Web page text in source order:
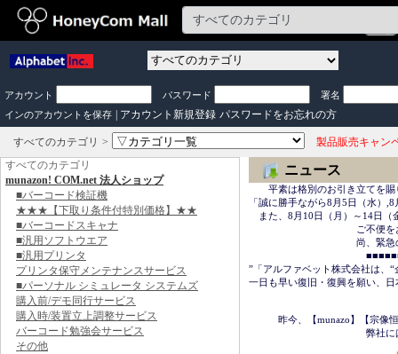
アカウント パスワード
署名
インのアカウントを保存
アカウント新規登録 パスワードをお忘れの方
すべてのカテゴリ
製品販売キャン
すべてのカテゴリ
munazon! COM.net 法人ショップ
■バーコード検証機
★★★【下取り条件付特別価格】★★
■バーコードスキャナ
■汎用ソフトウエア
■汎用プリンタ
プリンタ保守メンテナンスサービス
■パーソナル シミュレータ システムズ
購入前/デモ同行サービス
購入時/装置立上調整サービス
バーコード勉強会サービス
その他
ニュース
平素は格別のお引き立てを賜
「誠に勝手ながら8月5日（水）
また、8月10日（月）～14日（
ご不便をおかけ致しま
尚、緊急の場合は
■■■■■■＜＜     応援
”「アルファベット株式会社は、
一日も早い復旧・復興を願い、
昨今、【munazo】【宗像恒憲
弊社には一切関係はご